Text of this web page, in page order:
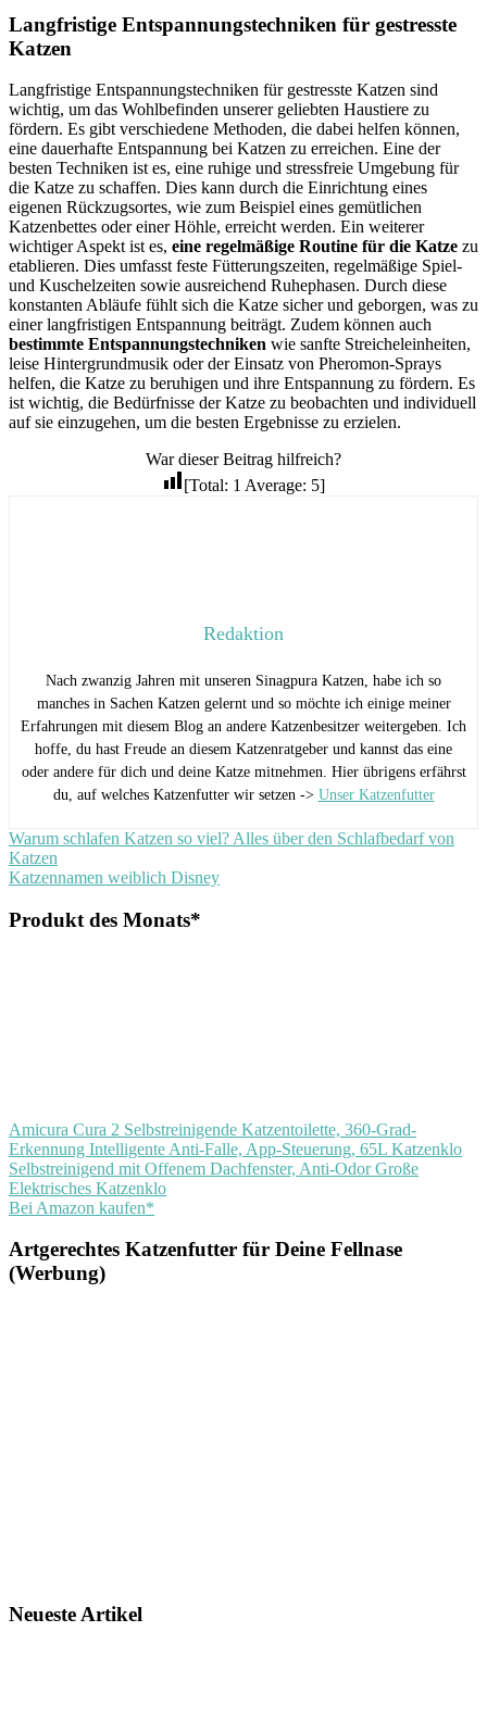
Langfristige Entspannungstechniken für gestresste
Katzen
Langfristige Entspannungstechniken für gestresste Katzen sind
wichtig, um das Wohlbefinden unserer geliebten Haustiere zu
fördern. Es gibt verschiedene Methoden, die dabei helfen können,
eine dauerhafte Entspannung bei Katzen zu erreichen. Eine der
besten Techniken ist es, eine ruhige und stressfreie Umgebung für
die Katze zu schaffen. Dies kann durch die Einrichtung eines
eigenen Rückzugsortes, wie zum Beispiel eines gemütlichen
Katzenbettes oder einer Höhle, erreicht werden. Ein weiterer
wichtiger Aspekt ist es, eine regelmäßige Routine für die Katze zu
etablieren. Dies umfasst feste Fütterungszeiten, regelmäßige Spiel-
und Kuschelzeiten sowie ausreichend Ruhephasen. Durch diese
konstanten Abläufe fühlt sich die Katze sicher und geborgen, was zu
einer langfristigen Entspannung beiträgt. Zudem können auch
bestimmte Entspannungstechniken wie sanfte Streicheleinheiten,
leise Hintergrundmusik oder der Einsatz von Pheromon-Sprays
helfen, die Katze zu beruhigen und ihre Entspannung zu fördern. Es
ist wichtig, die Bedürfnisse der Katze zu beobachten und individuell
auf sie einzugehen, um die besten Ergebnisse zu erzielen.
War dieser Beitrag hilfreich?
[Total: 1 Average: 5]
Redaktion
Nach zwanzig Jahren mit unseren Sinagpura Katzen, habe ich so
manches in Sachen Katzen gelernt und so möchte ich einige meiner
Erfahrungen mit diesem Blog an andere Katzenbesitzer weitergeben. Ich
hoffe, du hast Freude an diesem Katzenratgeber und kannst das eine
oder andere für dich und deine Katze mitnehmen. Hier übrigens erfährst
du, auf welches Katzenfutter wir setzen -> Unser Katzenfutter
Beitragsnavigation
Vorheriger
Beitrag:
Warum schlafen Katzen so viel? Alles über den Schlafbedarf von
Katzen
Nächster
Katzennamen weiblich Disney
Produkt des Monats*
Amicura Cura 2 Selbstreinigende Katzentoilette, 360-Grad-
Erkennung Intelligente Anti-Falle, App-Steuerung, 65L Katzenklo
Selbstreinigend mit Offenem Dachfenster, Anti-Odor Große
Elektrisches Katzenklo
Bei Amazon kaufen*
Artgerechtes Katzenfutter für Deine Fellnase
(Werbung)
Neueste Artikel